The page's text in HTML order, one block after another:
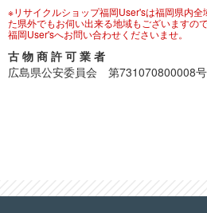
※リサイクルショップ福岡User'sは福岡県内全
た県外でもお伺い出来る地域もございますの
福岡User'sへお問い合わせくださいませ。
古 物 商 許 可 業 者
広島県公安委員会 第731070800008号